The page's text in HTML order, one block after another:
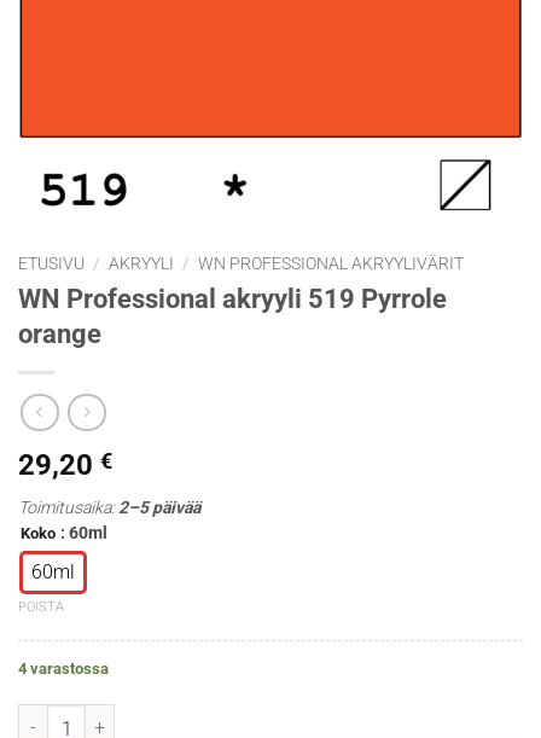
ETUSIVU / AKRYYLI / WN PROFESSIONAL AKRYYLIVÄRIT
WN Professional akryyli 519 Pyrrole
orange
29,20 €
Toimitusaika:2–5 päivää
Koko : 60ml
60ml
POISTA
4 varastossa
WN Professional akryyli 519 Pyrrole orange määrä